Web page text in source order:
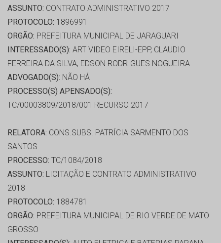
ASSUNTO: CONTRATO ADMINISTRATIVO 2017
PROTOCOLO: 1896991
ORGÃO: PREFEITURA MUNICIPAL DE JARAGUARI
INTERESSADO(S): ART VIDEO EIRELI-EPP, CLAUDIO
FERREIRA DA SILVA, EDSON RODRIGUES NOGUEIRA
ADVOGADO(S): NÃO HÁ
PROCESSO(S) APENSADO(S):
TC/00003809/2018/001 RECURSO 2017
RELATORA: CONS.SUBS. PATRÍCIA SARMENTO DOS
SANTOS
PROCESSO: TC/1084/2018
ASSUNTO: LICITAÇÃO E CONTRATO ADMINISTRATIVO
2018
PROTOCOLO: 1884781
ORGÃO: PREFEITURA MUNICIPAL DE RIO VERDE DE MATO
GROSSO